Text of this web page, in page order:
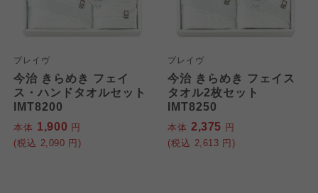
ブレイヴ
今治 きらめき フェイ
ス・ハンドタオルセット
IMT8200
本体 1,900 円
(税込 2,090 円)
ブレイヴ
今治 きらめき フェイス
タオル2枚セット
IMT8250
本体 2,375 円
(税込 2,613 円)